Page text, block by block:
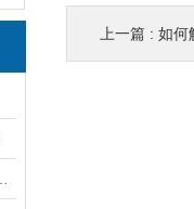
上一篇 : 如何